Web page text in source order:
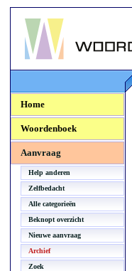
Woordenboek.NU
Home
Woordenboek
Aanvraag
Help anderen
Zelfbedacht
Alle categorieën
Beknopt overzicht
Nieuwe aanvraag
Archief
Zoek